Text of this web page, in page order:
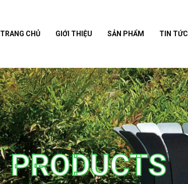
TRANG CHỦ GIỚI THIỆU SẢN PHẨM TIN TỨC
PRODUCTS